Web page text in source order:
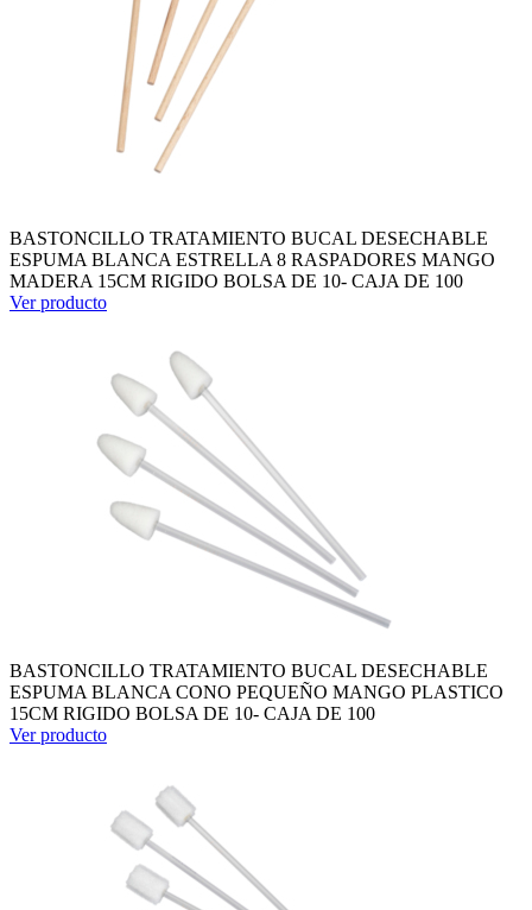
BASTONCILLO TRATAMIENTO BUCAL DESECHABLE
ESPUMA BLANCA ESTRELLA 8 RASPADORES MANGO
MADERA 15CM RIGIDO BOLSA DE 10- CAJA DE 100
Ver producto
BASTONCILLO TRATAMIENTO BUCAL DESECHABLE
ESPUMA BLANCA CONO PEQUEÑO MANGO PLASTICO
15CM RIGIDO BOLSA DE 10- CAJA DE 100
Ver producto